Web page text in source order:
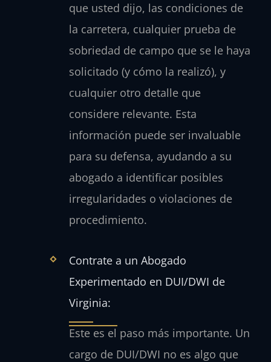
que usted dijo, las condiciones de
la carretera, cualquier prueba de
sobriedad de campo que se le haya
solicitado (y cómo la realizó), y
cualquier otro detalle que
considere relevante. Esta
información puede ser invaluable
para su defensa, ayudando a su
abogado a identificar posibles
irregularidades o violaciones de
procedimiento.
Contrate a un Abogado
Experimentado en DUI/DWI de
Virginia:
Este es el paso más importante. Un
cargo de DUI/DWI no es algo que